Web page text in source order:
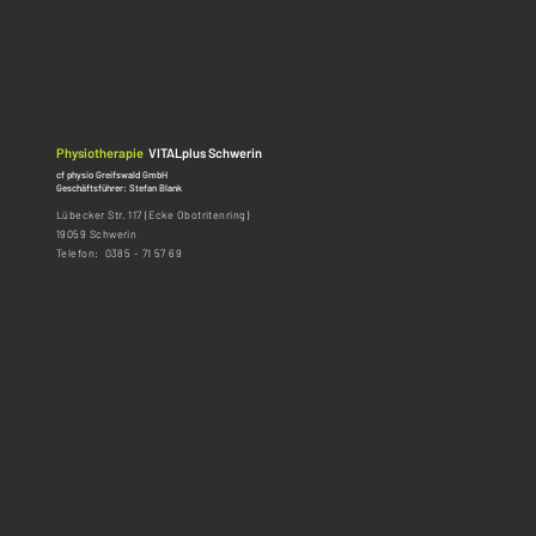
Physiotherapie VITALplus Schwerin
Lübecker Str. 117 (Ecke Obotritenring)
19059 Schwerin
Telefon: 0385 - 71 57 69
cf physio Greifswald GmbH
Geschäftsführer: Stefan Blank